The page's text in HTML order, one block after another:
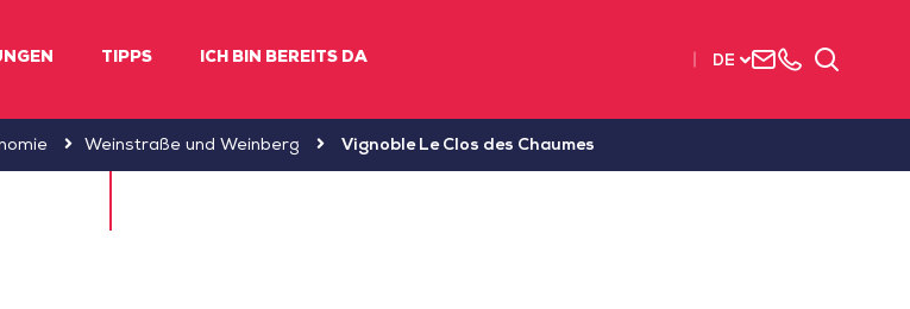
TIPPS ICH BIN BEREITS DA DE
Uns+33Suchen
Weinstraße und Weinberg Vignoble Le Clos des Chaumes